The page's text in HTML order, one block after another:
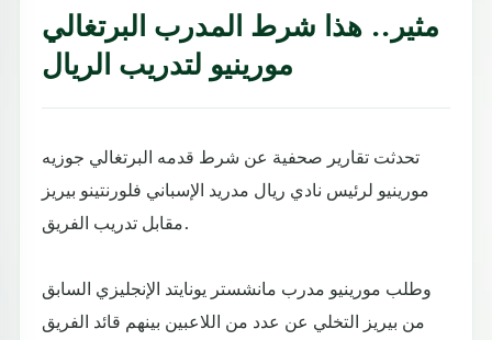
مثير.. هذا شرط المدرب البرتغالي
مورينيو لتدريب الريال
تحدثت تقارير صحفية عن شرط قدمه البرتغالي جوزيه
مورينيو لرئيس نادي ريال مدريد الإسباني فلورنتينو بيريز
مقابل تدريب الفريق.
وطلب مورينيو مدرب مانشستر يونايتد الإنجليزي السابق
من بيريز التخلي عن عدد من اللاعبين بينهم قائد الفريق